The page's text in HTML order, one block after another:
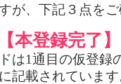
が、下記３点を
本登録完了
は1通目の仮登録
記載されていま